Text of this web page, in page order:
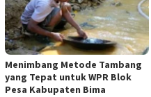
Menimbang Metode Tambang
yang Tepat untuk WPR Blok
Pesa Kabupaten Bima